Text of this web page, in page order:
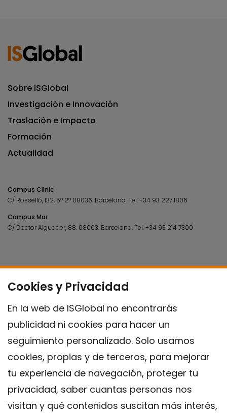
Cookies y Privacidad
En la web de ISGlobal no encontrarás
publicidad ni cookies para hacer un
seguimiento personalizado. Solo usamos
cookies, propias y de terceros, para mejorar
tu experiencia de navegación, proteger tu
privacidad, saber cuantas personas nos
visitan y qué contenidos suscitan más interés,
Sobre ISGlobal
Investigación e Innovación
Traslación e Impacto
Formación
Actualidad
Campus Clínic
C/ Rosselló, 132, 5º 2ª 08036. Barcelona.Tel.+34 93 227 1806
Campus Mar
C/ Doctor Aiguader, 88. 08003. Barcelona.Tel.+34 93 214 7300